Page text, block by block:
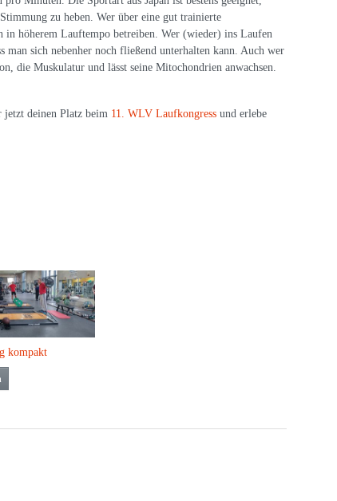
zu heben. Wer über eine gut trainierte
in höherem Lauftempo betreiben. Wer (wieder) ins Laufen
man sich nebenher noch fließend unterhalten kann. Auch wer
die Muskulatur und lässt seine Mitochondrien anwachsen.
jetzt deinen Platz beim 11. WLV Laufkongress und erlebe
kompakt